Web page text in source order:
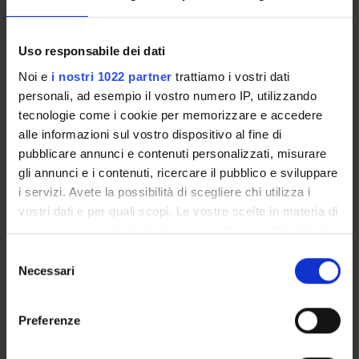
Uso responsabile dei dati
Noi e i nostri 1022 partner trattiamo i vostri dati
personali, ad esempio il vostro numero IP, utilizzando
tecnologie come i cookie per memorizzare e accedere
alle informazioni sul vostro dispositivo al fine di
pubblicare annunci e contenuti personalizzati, misurare
gli annunci e i contenuti, ricercare il pubblico e sviluppare
i servizi. Avete la possibilità di scegliere chi utilizza i
vostri dati e per quali scopi. Le vostre scelte in materia di
privacy sono applicabili solo su questa proprietà digitale
modificare o revocare il proprio consenso in qualsiasi
momento dalla Dichiarazione sui cookie o facendo clic
delNecessari
Preferenze
ORGANIZZAZIONE
COMMISSIONI
UFFICI E STRUTTURE DI SERVIZIO
SERVIZI DI SEGRETERIA STUDENTI